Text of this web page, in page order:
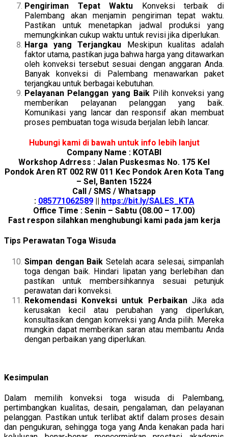
Pengiriman Tepat Waktu Konveksi terbaik di
Palembang akan menjamin pengiriman tepat waktu.
Pastikan untuk menetapkan jadwal produksi yang
memungkinkan cukup waktu untuk revisi jika diperlukan.
Harga yang Terjangkau Meskipun kualitas adalah
faktor utama, pastikan juga bahwa harga yang ditawarkan
oleh konveksi tersebut sesuai dengan anggaran Anda.
Banyak konveksi di Palembang menawarkan paket
terjangkau untuk berbagai kebutuhan.
Pelayanan Pelanggan yang Baik Pilih konveksi yang
memberikan pelayanan pelanggan yang baik.
Komunikasi yang lancar dan responsif akan membuat
proses pembuatan toga wisuda berjalan lebih lancar.
Hubungi kami di bawah untuk info lebih lanjut
Company Name : KOTABI
Workshop Adrress : Jalan Puskesmas No. 175 Kel
Pondok Aren RT 002 RW 011 Kec Pondok Aren Kota Tang
– Sel, Banten 15224
Call / SMS / Whatsapp
: 085771062589||
https://bit.ly/SALES_KTA
Office Time : Senin – Sabtu (08.00 – 17.00)
Fast respon silahkan menghubungi kami pada jam kerja
Tips Perawatan Toga Wisuda
Simpan dengan Baik Setelah acara selesai, simpanlah
toga dengan baik. Hindari lipatan yang berlebihan dan
pastikan untuk membersihkannya sesuai petunjuk
perawatan dari konveksi.
Rekomendasi Konveksi untuk PerbaikanJika ada
kerusakan kecil atau perubahan yang diperlukan,
konsultasikan dengan konveksi yang Anda pilih. Mereka
mungkin dapat memberikan saran atau membantu Anda
dengan perbaikan yang diperlukan.
Kesimpulan
Dalam memilih konveksi toga wisuda di Palembang,
pertimbangkan kualitas, desain, pengalaman, dan pelayanan
pelanggan. Pastikan untuk terlibat aktif dalam proses desain
dan pengukuran, sehingga toga yang Anda kenakan pada hari